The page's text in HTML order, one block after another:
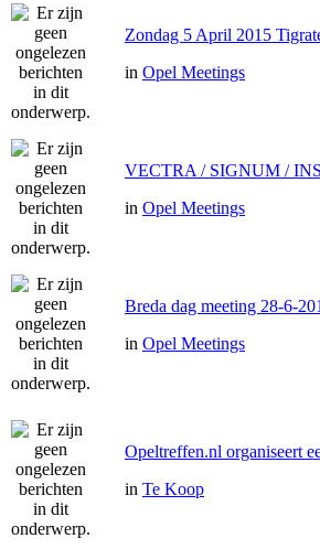
Zondag 5 April 2015
in Opel Meetings
VECTRA / SIGNUM /
in Opel Meetings
Breda dag meeting 28-6-
in Opel Meetings
Opeltreffen.nl organiseert
in Te Koop